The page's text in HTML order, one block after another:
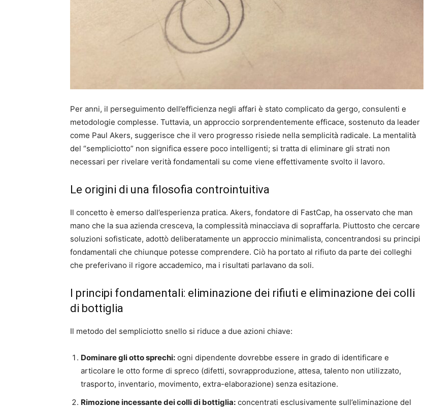
Per anni, il perseguimento dell’efficienza negli affari è stato complicato da gergo, consulenti e
metodologie complesse. Tuttavia, un approccio sorprendentemente efficace, sostenuto da leader
come Paul Akers, suggerisce che il vero progresso risiede nella semplicità radicale. La mentalità
del “sempliciotto” non significa essere poco intelligenti; si tratta di eliminare gli strati non
necessari per rivelare verità fondamentali su come viene effettivamente svolto il lavoro.
Le origini di una filosofia controintuitiva
Il concetto è emerso dall’esperienza pratica. Akers, fondatore di FastCap, ha osservato che man
mano che la sua azienda cresceva, la complessità minacciava di sopraffarla. Piuttosto che cercare
soluzioni sofisticate, adottò deliberatamente un approccio minimalista, concentrandosi su principi
fondamentali che chiunque potesse comprendere. Ciò ha portato al rifiuto da parte dei colleghi
che preferivano il rigore accademico, ma i risultati parlavano da soli.
I principi fondamentali: eliminazione dei rifiuti e eliminazione dei colli
di bottiglia
Il metodo del sempliciotto snello si riduce a due azioni chiave:
Dominare gli otto sprechi: ogni dipendente dovrebbe essere in grado di identificare e
articolare le otto forme di spreco (difetti, sovrapproduzione, attesa, talento non utilizzato,
trasporto, inventario, movimento, extra-elaborazione) senza esitazione.
Rimozione incessante dei colli di bottiglia: concentrati esclusivamente sull’eliminazione del